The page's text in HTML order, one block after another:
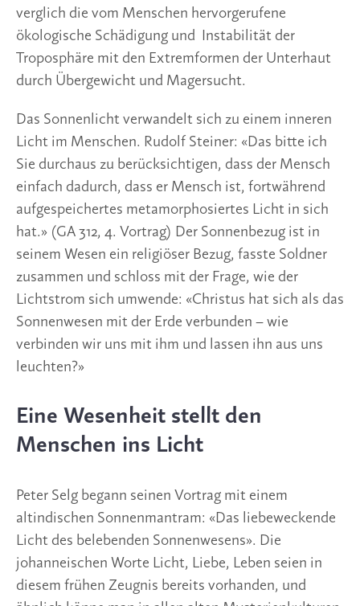
verglich die vom Menschen hervorgerufene
ökologische Schädigung und  Instabilität der
Troposphäre mit den Extremformen der Unterhaut
durch Übergewicht und Magersucht.
Das Sonnenlicht verwandelt sich zu einem inneren
Licht im Menschen. Rudolf Steiner: «Das bitte ich
Sie durchaus zu berücksichtigen, dass der Mensch
einfach dadurch, dass er Mensch ist, fortwährend
aufgespeichertes metamorphosiertes Licht in sich
hat.» (GA 312, 4. Vortrag) Der Sonnenbezug ist in
seinem Wesen ein religiöser Bezug, fasste Soldner
zusammen und schloss mit der Frage, wie der
Lichtstrom sich umwende: «Christus hat sich als das
Sonnenwesen mit der Erde verbunden – wie
verbinden wir uns mit ihm und lassen ihn aus uns
leuchten?»
Eine Wesenheit stellt den
Menschen ins Licht
Peter Selg begann seinen Vortrag mit einem
altindischen Sonnenmantram: «Das liebeweckende
Licht des belebenden Sonnenwesens». Die
johanneischen Worte Licht, Liebe, Leben seien in
diesem frühen Zeugnis bereits vorhanden, und